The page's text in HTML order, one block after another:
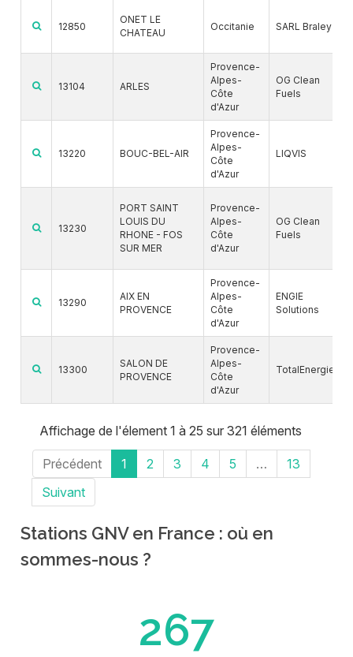
12850
ONET LE
CHATEAU
Occitanie SARL Braley
13104 ARLES
Provence-
Alpes-
Côte
d'Azur
OG Clean
Fuels
13220 BOUC-BEL-AIR
Provence-
Alpes-
Côte
d'Azur
LIQVIS
13230
PORT SAINT
LOUIS DU
RHONE - FOS
SUR MER
Provence-
Alpes-
Côte
d'Azur
OG Clean
Fuels
13290
AIX EN
PROVENCE
Provence-
Alpes-
Côte
d'Azur
ENGIE
Solutions
13300
SALON DE
PROVENCE
Provence-
Alpes-
Côte
d'Azur
TotalEnergies
Affichage de l'élement 1 à 25 sur 321 éléments
Précédent 1 2 3 4 5 …
13
Suivant
Stations GNV en France : où en
sommes-nous ?
267